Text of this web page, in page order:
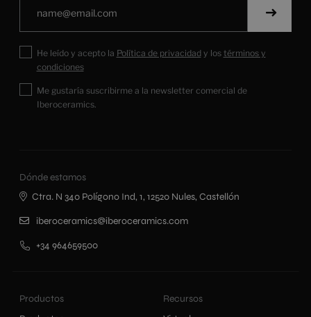
He leído y acepto la Política de privacidady los términos y
condiciones
Me gustaría suscribirme a la newsletter comercial de
Iberoceramics.
Productos
Recursos
Dónde estamos
Ctra. N 340 Polígono Ind, 1, 12520 Nules, Castellón
iberoceramics@iberoceramics.com
+34 964659500